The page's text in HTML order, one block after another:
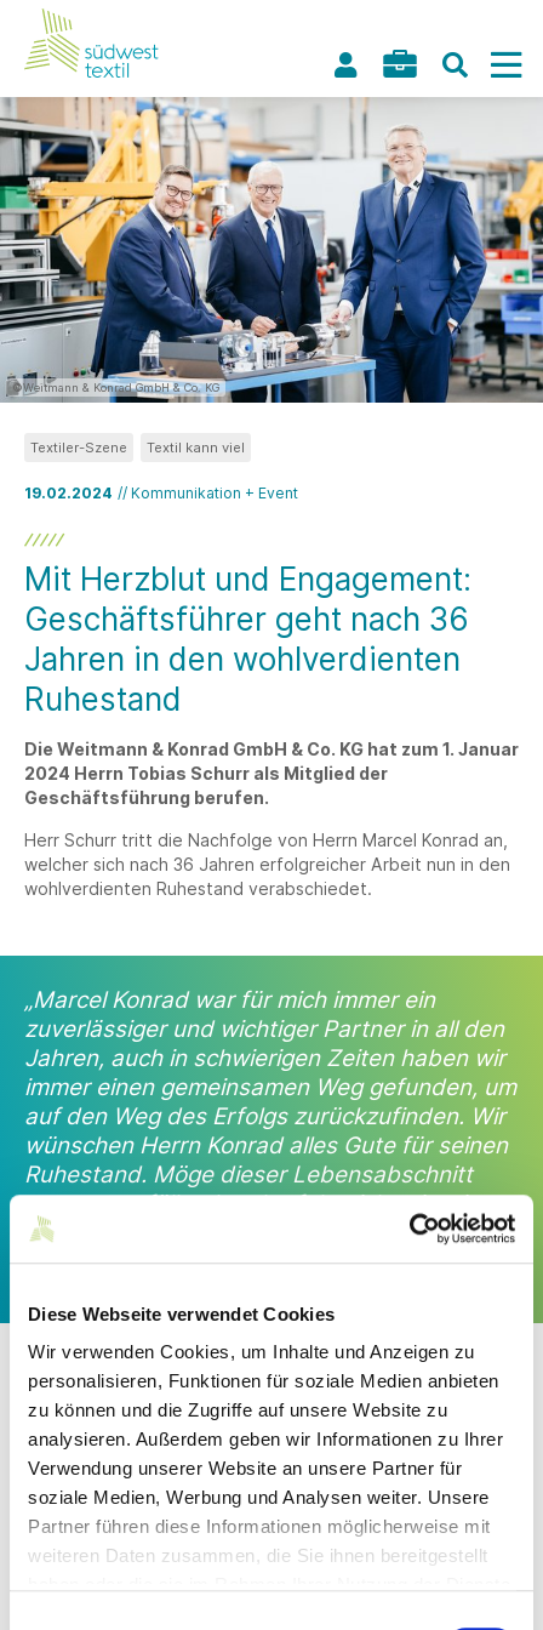
Diese Webseite verwendet Cookies
Wir verwenden Cookies, um Inhalte und Anzeigen zu
personalisieren, Funktionen für soziale Medien anbieten
zu können und die Zugriffe auf unsere Website zu
analysieren. Außerdem geben wir Informationen zu Ihrer
Verwendung unserer Website an unsere Partner für
soziale Medien, Werbung und Analysen weiter. Unsere
Partner führen diese Informationen möglicherweise mit
weiteren Daten zusammen, die Sie ihnen bereitgestellt
©Weitmann & Konrad GmbH & Co. KG
19.02.2024 // Kommunikation + Event
Textiler-Szene Textil kann viel
Mit Herzblut und Engagement:
Geschäftsführer geht nach 36
Jahren in den wohlverdienten
Ruhestand
Die Weitmann & Konrad GmbH & Co. KG hat zum 1. Januar
2024 Herrn Tobias Schurr als Mitglied der
Geschäftsführung berufen.
Herr Schurr tritt die Nachfolge von Herrn Marcel Konrad an,
welcher sich nach 36 Jahren erfolgreicher Arbeit nun in den
wohlverdienten Ruhestand verabschiedet.
„Marcel Konrad war für mich immer ein
zuverlässiger und wichtiger Partner in all den
Jahren, auch in schwierigen Zeiten haben wir
immer einen gemeinsamen Weg gefunden, um
auf den Weg des Erfolgs zurückzufinden. Wir
wünschen Herrn Konrad alles Gute für seinen
Ruhestand. Möge dieser Lebensabschnitt
genauso erfüllend und erfolgreich sein wie
seine Arbeit bei WEKO.“
Carlheinz Weitmann, Geschäftsführer der Weitmann & Konrad GmbH &
Herr Schurr arbeitet bereits seit 2017 im Unternehmen und
war bisher als Vertriebs- & Marketingleiter tätig, außerdem
ist er seit 2021 Geschäftsführer der RotaSpray GmbH die
zur WEKO-Gruppe gehört.
„Wir freuen uns, dass wir mit Tobias Schurr
einen versierten und engagierten Teamplayer
gewinnen konnten.“
Carlheinz Weitmann, Geschäftsführer der Weitmann & Konrad GmbH &